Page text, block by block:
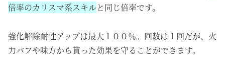
倍率のカリスマ系スキルと同じ倍率です。
強化解除耐性アップは最大１００％。回数は１回だが、火
力バフや味方から貰った効果を守ることができます。